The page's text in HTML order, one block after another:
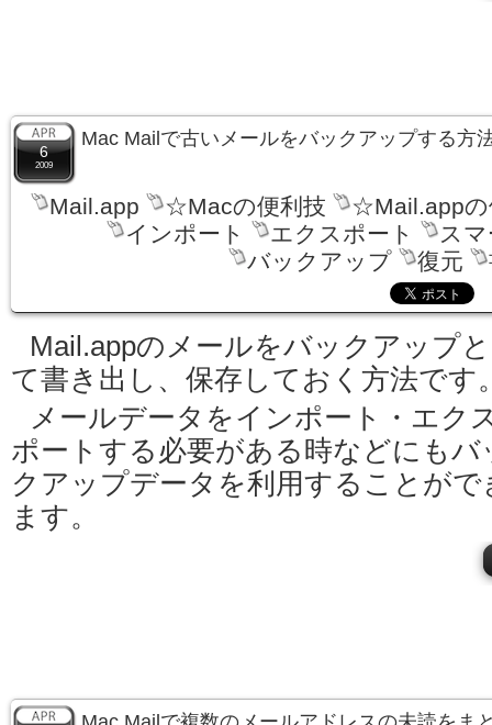
6
2009
Mac Mailで古いメールをバックアップする方
Mail.app ☆Macの便利技
☆Mail.appの
インポート
エクスポート
ス
バックアップ
復元
Mail.appのメールをバックアップ
て書き出し、保存しておく方法です
メールデータをインポート・エク
ポートする必要がある時などにもバ
クアップデータを利用することがで
ます。